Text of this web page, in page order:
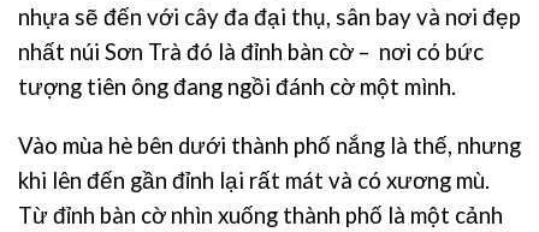
nhựa sẽ đến với cây đa đại thụ, sân bay và nơi đẹp
nhất núi Sơn Trà đó là đỉnh bàn cờ – nơi có bức
tượng tiên ông đang ngồi đánh cờ một mình.
Vào mùa hè bên dưới thành phố nắng là thế, nhưng
khi lên đến gần đỉnh lại rất mát và có xương mù.
Từ đỉnh bàn cờ nhìn xuống thành phố là một cảnh